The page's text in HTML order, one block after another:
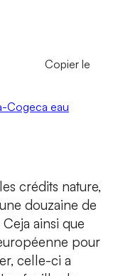
Copier le
Cogeca eau
crédits nature,
douzaine de
ainsi que
pour
celle-ci a